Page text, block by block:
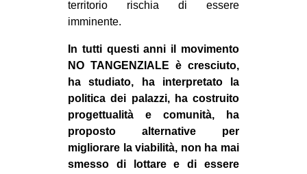
territorio rischia di essere
imminente.
In tutti questi anni il movimento
NO TANGENZIALE è cresciuto,
ha studiato, ha interpretato la
politica dei palazzi, ha costruito
progettualità e comunità, ha
proposto alternative per
migliorare la viabilità, non ha mai
smesso di lottare e di essere